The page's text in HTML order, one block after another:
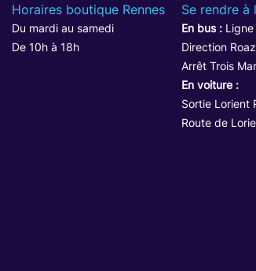
Horaires boutique Rennes
Du mardi au samedi
De 10h à 18h
Se rendre à
En bus :Ligne
Direction
Arrêt Trois
En voiture :
Sortie Lorient
Route de